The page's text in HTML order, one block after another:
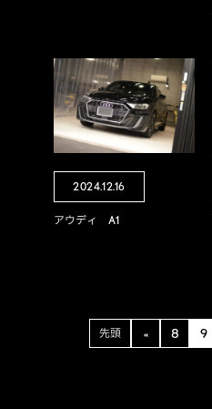
2024.12.16
アウディ A1
先頭 « 8 9